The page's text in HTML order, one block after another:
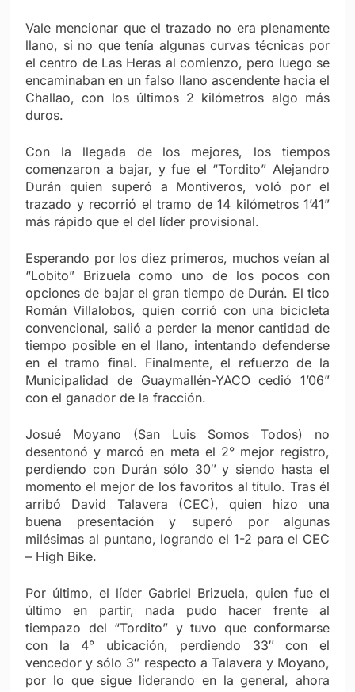
Vale mencionar que el trazado no era plenamente
llano, si no que tenía algunas curvas técnicas por
el centro de Las Heras al comienzo, pero luego se
encaminaban en un falso llano ascendente hacia el
Challao, con los últimos 2 kilómetros algo más
duros.
Con la llegada de los mejores, los tiempos
comenzaron a bajar, y fue el “Tordito” Alejandro
Durán quien superó a Montiveros, voló por el
trazado y recorrió el tramo de 14 kilómetros 1’41”
más rápido que el del líder provisional.
Esperando por los diez primeros, muchos veían al
“Lobito” Brizuela como uno de los pocos con
opciones de bajar el gran tiempo de Durán. El tico
Román Villalobos, quien corrió con una bicicleta
convencional, salió a perder la menor cantidad de
tiempo posible en el llano, intentando defenderse
en el tramo final. Finalmente, el refuerzo de la
Municipalidad de Guaymallén-YACO cedió 1’06”
con el ganador de la fracción.
Josué Moyano (San Luis Somos Todos) no
desentonó y marcó en meta el 2° mejor registro,
perdiendo con Durán sólo 30″ y siendo hasta el
momento el mejor de los favoritos al título. Tras él
arribó David Talavera (CEC), quien hizo una
buena presentación y superó por algunas
milésimas al puntano, logrando el 1-2 para el CEC
– High Bike.
Por último, el líder Gabriel Brizuela, quien fue el
último en partir, nada pudo hacer frente al
tiempazo del “Tordito” y tuvo que conformarse
con la 4° ubicación, perdiendo 33″ con el
vencedor y sólo 3″ respecto a Talavera y Moyano,
por lo que sigue liderando en la general, ahora